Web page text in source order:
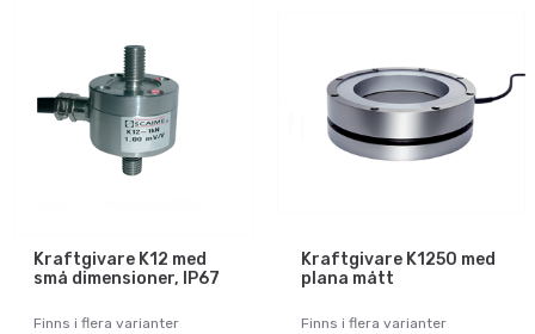
Kraftgivare K12 med
små dimensioner, IP67
Finns i flera varianter
Kraftgivare K1250 med
plana mått
Finns i flera varianter